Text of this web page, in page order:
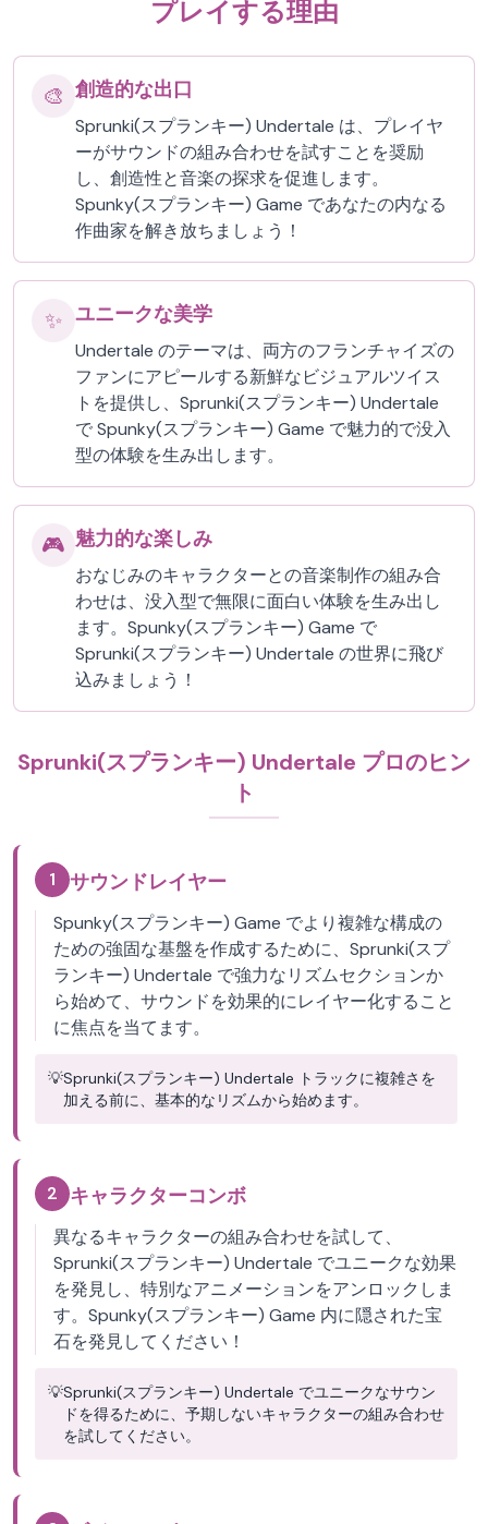
プレイする理由
🎨 創造的な出口
Sprunki(スプランキー) Undertale は、プレイヤ
ーがサウンドの組み合わせを試すことを奨励
し、創造性と音楽の探求を促進します。
Spunky(スプランキー) Game であなたの内なる
作曲家を解き放ちましょう！
✨ ユニークな美学
Undertale のテーマは、両方のフランチャイズの
ファンにアピールする新鮮なビジュアルツイス
トを提供し、Sprunki(スプランキー) Undertale
で Spunky(スプランキー) Game で魅力的で没入
型の体験を生み出します。
🎮 魅力的な楽しみ
おなじみのキャラクターとの音楽制作の組み合
わせは、没入型で無限に面白い体験を生み出し
ます。Spunky(スプランキー) Game で
Sprunki(スプランキー) Undertale の世界に飛び
込みましょう！
Sprunki(スプランキー) Undertale プロのヒン
ト
1 サウンドレイヤー
Spunky(スプランキー) Game でより複雑な構成の
ための強固な基盤を作成するために、Sprunki(スプ
ランキー) Undertale で強力なリズムセクションか
ら始めて、サウンドを効果的にレイヤー化すること
に焦点を当てます。
💡Sprunki(スプランキー) Undertale トラックに複雑さを
加える前に、基本的なリズムから始めます。
2 キャラクターコンボ
異なるキャラクターの組み合わせを試して、
Sprunki(スプランキー) Undertale でユニークな効果
を発見し、特別なアニメーションをアンロックしま
す。Spunky(スプランキー) Game 内に隠された宝
石を発見してください！
💡Sprunki(スプランキー) Undertale でユニークなサウン
ドを得るために、予期しないキャラクターの組み合わせ
を試してください。